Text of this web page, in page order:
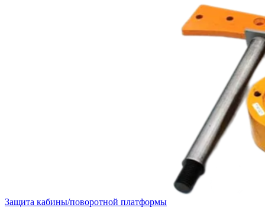
Защита кабины/поворотной платформы